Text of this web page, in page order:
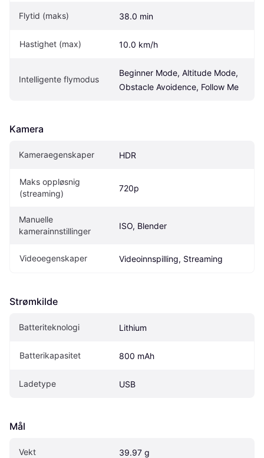
Flytid (maks) 38.0 min
Hastighet (max) 10.0 km/h
Intelligente flymodus
Beginner Mode, Altitude Mode,
Obstacle Avoidence, Follow Me
Kamera
Kameraegenskaper HDR
Maks oppløsnig
(streaming)
720p
Manuelle
kamerainnstillinger
ISO, Blender
Videoegenskaper Videoinnspilling, Streaming
Strømkilde
Batteriteknologi Lithium
Batterikapasitet 800 mAh
Ladetype USB
Mål
Vekt 39.97 g